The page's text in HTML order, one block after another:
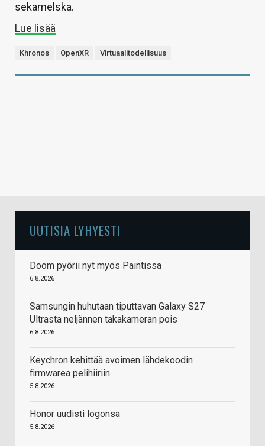
sekamelska.
Lue lisää
Khronos OpenXR Virtuaalitodellisuus
UUTISIA LYHYESTI
Doom pyörii nyt myös Paintissa
6.8.2026
Samsungin huhutaan tiputtavan Galaxy S27
Ultrasta neljännen takakameran pois
6.8.2026
Keychron kehittää avoimen lähdekoodin
firmwarea pelihiiriin
5.8.2026
Honor uudisti logonsa
5.8.2026